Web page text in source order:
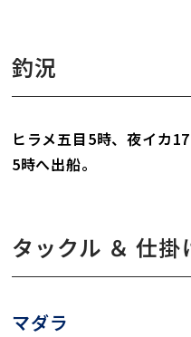
釣況
ヒラメ五目5時、夜イカ
5時へ出船。
タックル ＆ 仕掛
マダラ